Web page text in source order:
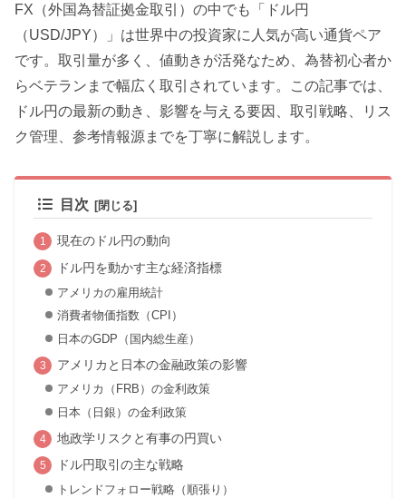
FX（外国為替証拠金取引）の中でも「ドル円
（USD/JPY）」は世界中の投資家に人気が高い通貨ペア
です。取引量が多く、値動きが活発なため、為替初心者か
らベテランまで幅広く取引されています。この記事では、
ドル円の最新の動き、影響を与える要因、取引戦略、リス
ク管理、参考情報源までを丁寧に解説します。
目次
現在のドル円の動向
ドル円を動かす主な経済指標
アメリカの雇用統計
消費者物価指数（CPI）
日本のGDP（国内総生産）
アメリカと日本の金融政策の影響
アメリカ（FRB）の金利政策
日本（日銀）の金利政策
地政学リスクと有事の円買い
ドル円取引の主な戦略
トレンドフォロー戦略（順張り）